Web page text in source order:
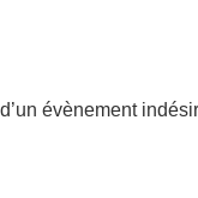
évènement